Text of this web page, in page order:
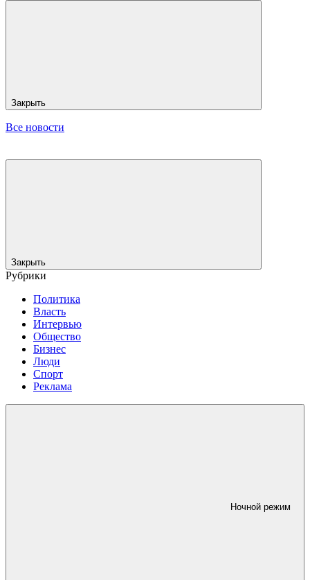
Закрыть
Все новости
Закрыть
Рубрики
Политика
Власть
Интервью
Общество
Бизнес
Люди
Спорт
Реклама
Ночной режим